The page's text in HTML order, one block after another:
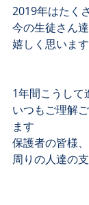
2019年はたく
今の生徒さん
嬉しく思いま
1年間こうして
いつもご理解
ます
保護者の皆様
周りの人達の